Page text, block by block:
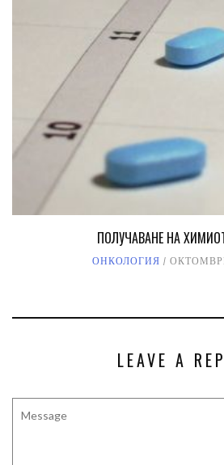
ПОЛУЧАВАНЕ НА
ОНКОЛОГИЯ
LEAVE A